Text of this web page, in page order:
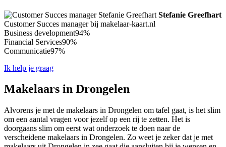
Stefanie Greefhart
Customer Succes manager bij makelaar-kaart.nl
Business development94%
Financial Services90%
Communicatie97%
Ik help je graag
Makelaars in Drongelen
Alvorens je met de makelaars in Drongelen om tafel gaat, is het slim
om een aantal vragen voor jezelf op een rij te zetten. Het is
doorgaans slim om eerst wat onderzoek te doen naar de
verscheidene makelaars in Drongelen. Zo weet je zeker dat je met